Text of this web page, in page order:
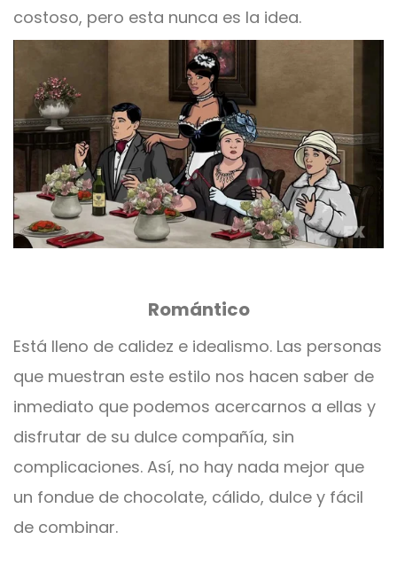
costoso, pero esta nunca es la idea.
Romántico
Está lleno de calidez e idealismo. Las personas
que muestran este estilo nos hacen saber de
inmediato que podemos acercarnos a ellas y
disfrutar de su dulce compañía, sin
complicaciones. Así, no hay nada mejor que
un fondue de chocolate, cálido, dulce y fácil
de combinar.